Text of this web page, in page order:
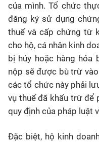
của mình. Tổ chức
đăng ký sử dụng
thuế và cấp chứng từ
cho hộ, cá nhân kinh
bị hủy hoặc hàng hóa
nộp sẽ được bù trừ
các tổ chức này phải
vụ thuế đã khấu trừ để
quy định của pháp luật
Đặc biệt, hộ kinh